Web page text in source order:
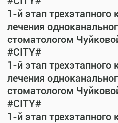
1-й этап трехэтапного
лечения
стоматологом
#CITY#
1-й этап трехэтапного
лечения
стоматологом
#CITY#
1-й этап трехэтапного